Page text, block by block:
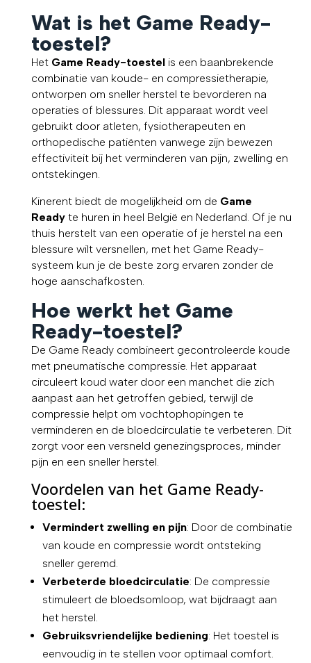
Wat is het Game Ready-
toestel?
Het Game Ready-toestelis een baanbrekende
combinatie van koude- en compressietherapie,
ontworpen om sneller herstel te bevorderen na
operaties of blessures. Dit apparaat wordt veel
gebruikt door atleten, fysiotherapeuten en
orthopedische patiënten vanwege zijn bewezen
effectiviteit bij het verminderen van pijn, zwelling en
ontstekingen.
Kinerent biedt de mogelijkheid om de Game
Readyte huren in heel België en Nederland. Of je nu
thuis herstelt van een operatie of je herstel na een
blessure wilt versnellen, met het Game Ready-
systeem kun je de beste zorg ervaren zonder de
hoge aanschafkosten.
Hoe werkt het Game
Ready-toestel?
De Game Ready combineert gecontroleerde koude
met pneumatische compressie. Het apparaat
circuleert koud water door een manchet die zich
aanpast aan het getroffen gebied, terwijl de
compressie helpt om vochtophopingen te
verminderen en de bloedcirculatie te verbeteren. Dit
zorgt voor een versneld genezingsproces, minder
pijn en een sneller herstel.
Voordelen van het Game Ready-
toestel:
Vermindert zwelling en pijn: Door de combinatie
van koude en compressie wordt ontsteking
sneller geremd.
Verbeterde bloedcirculatie: De compressie
stimuleert de bloedsomloop, wat bijdraagt aan
het herstel.
Gebruiksvriendelijke bediening: Het toestel is
eenvoudig in te stellen voor optimaal comfort.